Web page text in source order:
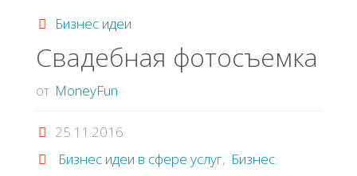
Бизнес идеи
Свадебная фотосъемка
от MoneyFun
25.11.2016
Бизнес идеи в сфере услуг, Бизнес